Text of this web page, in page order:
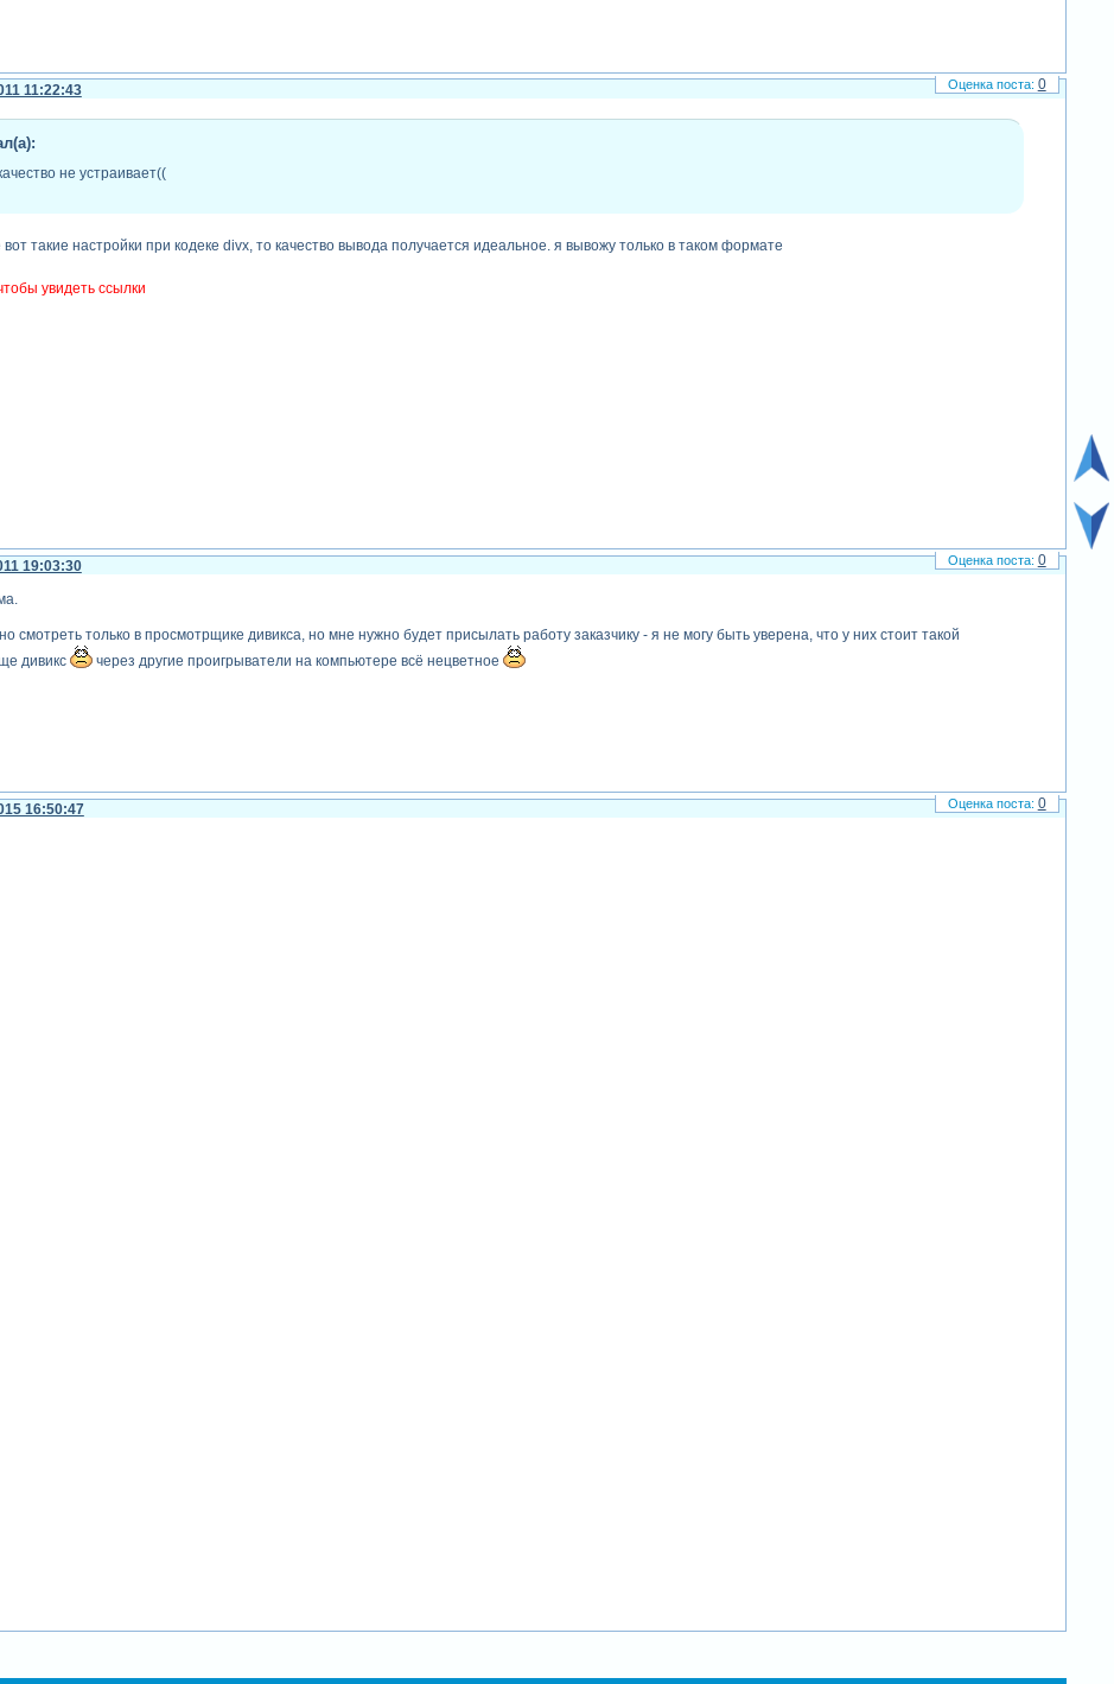
11:22:43
не устраивает((
такие настройки при кодеке divx, то качество вывода получается идеальное. я вывожу только в таком формате
увидеть ссылки
0
19:03:30
смотреть только в просмотрщике дивикса, но мне нужно будет присылать работу заказчику - я не могу быть уверена, что у них стоит такой
дивикс
через другие проигрыватели на компьютере всё нецветное
0
16:50:47 0